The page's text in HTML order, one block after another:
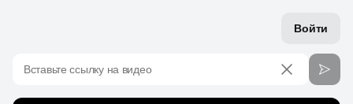
Войти
Вставьте ссылку на видео